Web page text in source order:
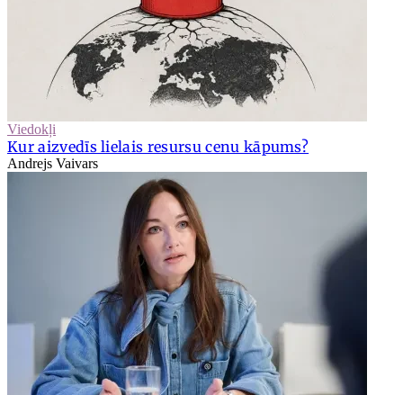
Viedokļi
Kur aizvedīs lielais resursu cenu kāpums?
Andrejs Vaivars